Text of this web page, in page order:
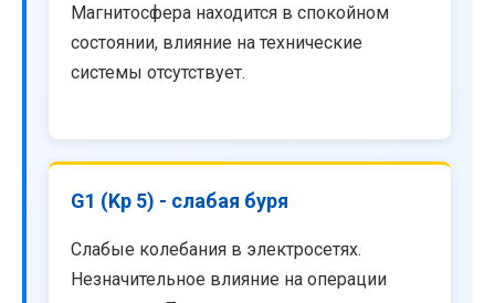
Магнитосфера находится в спокойном
состоянии, влияние на технические
системы отсутствует.
G1 (Kp 5) - слабая буря
Слабые колебания в электросетях.
Незначительное влияние на операции